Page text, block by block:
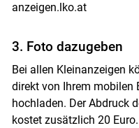
anzeigen.lko.at
3. Foto dazugeben
Bei allen Kleinanzeigen
direkt von Ihrem mobilen
hochladen. Der Abdruck
kostet zusätzlich 20